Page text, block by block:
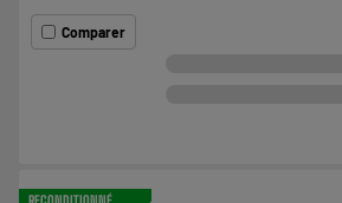
Comparer